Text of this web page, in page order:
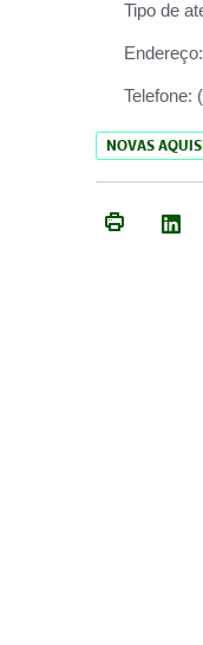
Tipo de
Endereço:
Telefone:
NOVAS